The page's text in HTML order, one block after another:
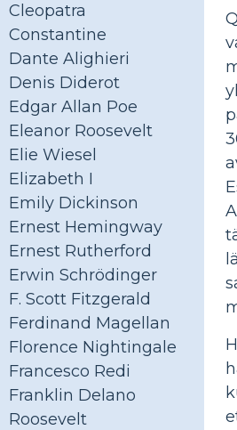
Cleopatra
Constantine
Dante Alighieri
Denis Diderot
Edgar Allan Poe
Eleanor Roosevelt
Elie Wiesel
Elizabeth I
Emily Dickinson
Ernest Hemingway
Ernest Rutherford
Erwin Schrödinger
F. Scott Fitzgerald
Ferdinand Magellan
Florence Nightingale
Francesco Redi
Franklin Delano
Roosevelt